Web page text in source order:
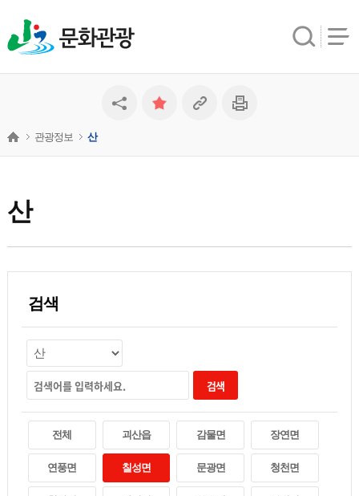
문화관광
산
관광정보 산
검색
검색
전체 괴산읍 감물면 장연면
연풍면 칠성면 문광면 청천면